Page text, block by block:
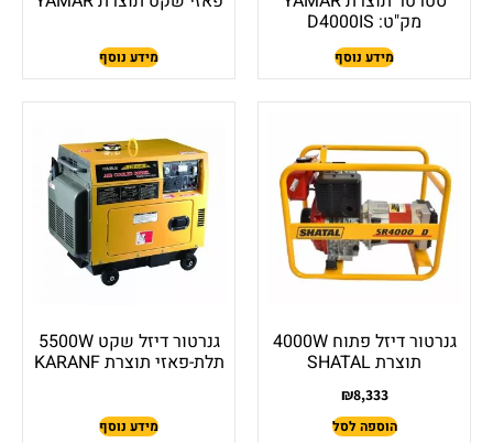
מק"ט: D4000IS
מידע נוסף מידע נוסף
גנרטור דיזל פתוח 4000W
תוצרת SHATAL
₪8,333
הוספה לסל
גנרטור דיזל שקט 5500W
תלת-פאזי תוצרת KARANF
מידע נוסף